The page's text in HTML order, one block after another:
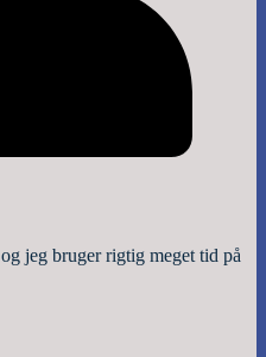
jeg bruger rigtig meget tid på